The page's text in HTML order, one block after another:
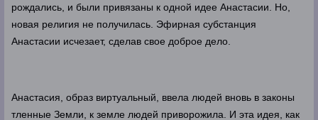
рождались, и были привязаны к одной идее Анастасии. Но,
новая религия не получилась. Эфирная субстанция
Анастасии исчезает, сделав свое доброе дело.
Анастасия, образ виртуальный, ввела людей вновь в законы
тленные Земли, к земле людей приворожила. И эта идея, как